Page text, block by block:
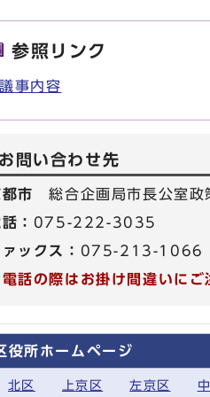
参照リンク
議事内容
お問い合わせ先
都市総合企画局市長公室政
： 075-222-3035
ックス： 075-213-1066
電話の際はお掛け間違いにご
役所ホームページ
北区 上京区 左京区